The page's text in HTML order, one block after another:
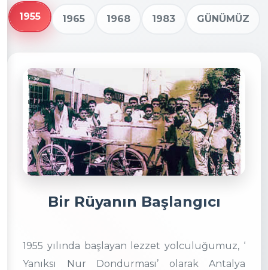
1955 1965 1968 1983 GÜNÜMÜZ
Bir Rüyanın Başlangıcı
1955 yılında başlayan lezzet yolculuğumuz, ‘
Yanıksı Nur Dondurması’ olarak Antalya